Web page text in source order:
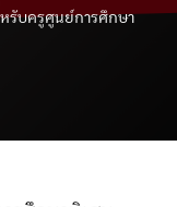
รับครูศูนย์การศึกษา